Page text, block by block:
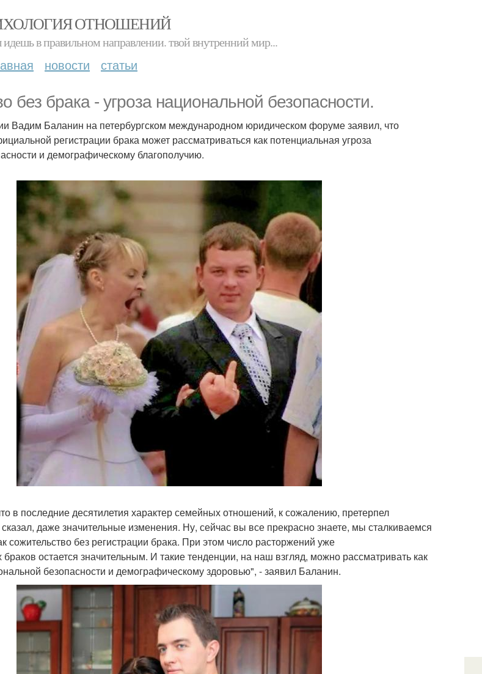
ОТНОШЕНИЙ
идешь в правильном направлении. твой внутренний мир...
новости статьи
без брака - угроза национальной безопасности.
Вадим Баланин на петербургском международном юридическом форуме заявил, что
регистрации брака может рассматриваться как потенциальная угроза
и демографическому благополучию.
в последние десятилетия характер семейных отношений, к сожалению, претерпел
даже значительные изменения. Ну, сейчас вы все прекрасно знаете, мы сталкиваемся
сожительство без регистрации брака. При этом число расторжений уже
остается значительным. И такие тенденции, на наш взгляд, можно рассматривать как
безопасности и демографическому здоровью", - заявил Баланин.